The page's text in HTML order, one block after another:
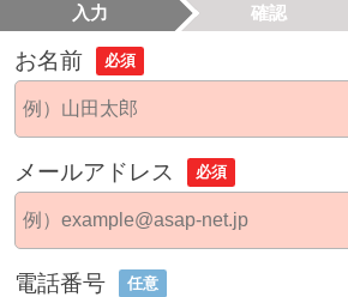
入力 確認
お名前 必須
メールアドレス 必須
電話番号 任意